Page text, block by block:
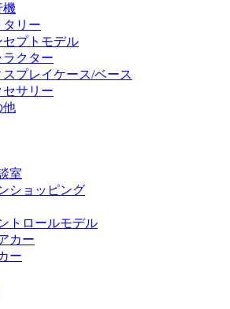
機
タリー
セプトモデル
ラクター
スプレイケース/ベース
セサリー
他
室
ショッピング
トロールモデル
カー
ー